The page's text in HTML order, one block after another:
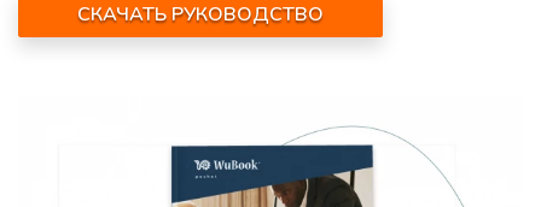
СКАЧАТЬ РУКОВОДСТВО